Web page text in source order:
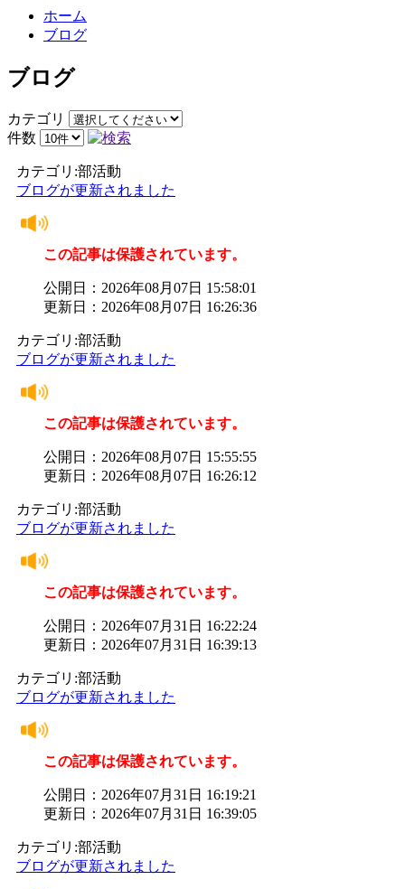
ホーム
ブログ
ブログ
カテゴリ
件数
カテゴリ:部活動
ブログが更新されました
この記事は保護されています。
公開日：2026年08月07日 15:58:01
更新日：2026年08月07日 16:26:36
カテゴリ:部活動
ブログが更新されました
この記事は保護されています。
公開日：2026年08月07日 15:55:55
更新日：2026年08月07日 16:26:12
カテゴリ:部活動
ブログが更新されました
この記事は保護されています。
公開日：2026年07月31日 16:22:24
更新日：2026年07月31日 16:39:13
カテゴリ:部活動
ブログが更新されました
この記事は保護されています。
公開日：2026年07月31日 16:19:21
更新日：2026年07月31日 16:39:05
カテゴリ:部活動
ブログが更新されました